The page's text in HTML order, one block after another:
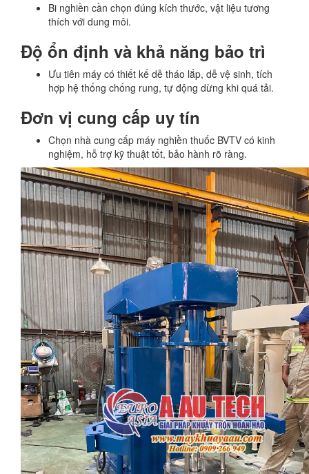
Bi nghiền cần chọn đúng kích thước, vật liệu tương
thích với dung môi.
Độ ổn định và khả năng bảo trì
Ưu tiên máy có thiết kế dễ tháo lắp, dễ vệ sinh, tích
hợp hệ thống chống rung, tự động dừng khi quá tải.
Đơn vị cung cấp uy tín
Chọn nhà cung cấp máy nghiền thuốc BVTV có kinh
nghiệm, hỗ trợ kỹ thuật tốt, bảo hành rõ ràng.